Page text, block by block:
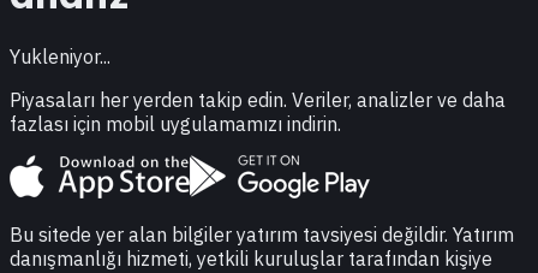
Yukleniyor...
Piyasaları her yerden takip edin. Veriler, analizler ve daha
fazlası için mobil uygulamamızı indirin.
Bu sitede yer alan bilgiler yatırım tavsiyesi değildir. Yatırım
danışmanlığı hizmeti, yetkili kuruluşlar tarafından kişiye